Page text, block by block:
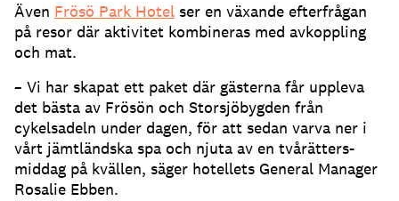
Även Frösö Park Hotel ser en växande efterfrågan
på resor där aktivitet kombineras med avkoppling
och mat.
– Vi har skapat ett paket där gästerna får uppleva
det bästa av Frösön och Storsjöbygden från
cykelsadeln under dagen, för att sedan varva ner i
vårt jämtländska spa och njuta av en tvårätters-
middag på kvällen, säger hotellets General Manager
Rosalie Ebben.